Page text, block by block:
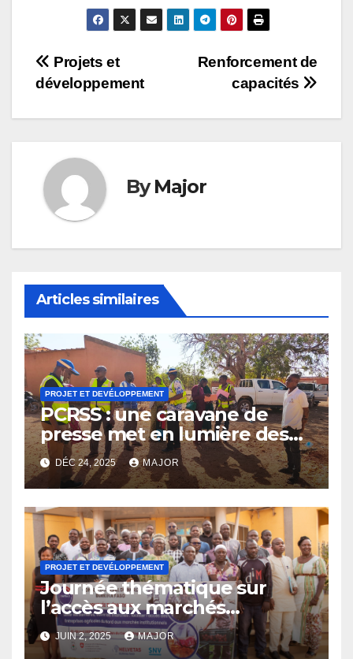
Navigation
Renforcement de
capacités
Projets et
développement
ByMajor
Articles similaires
PROJET ET DEVÉLOPPEMENT
PCRSS : une caravane de
presse met en lumière des
réalisations qui transforment
le quotidien des populations
de la région de Yaadga.
DÉC 24, 2025 MAJOR
PROJET ET DEVÉLOPPEMENT
Journée thématique sur
l’accès aux marchés
institutionnels des
entreprises agricoles dans la
JUIN 2, 2025 MAJOR